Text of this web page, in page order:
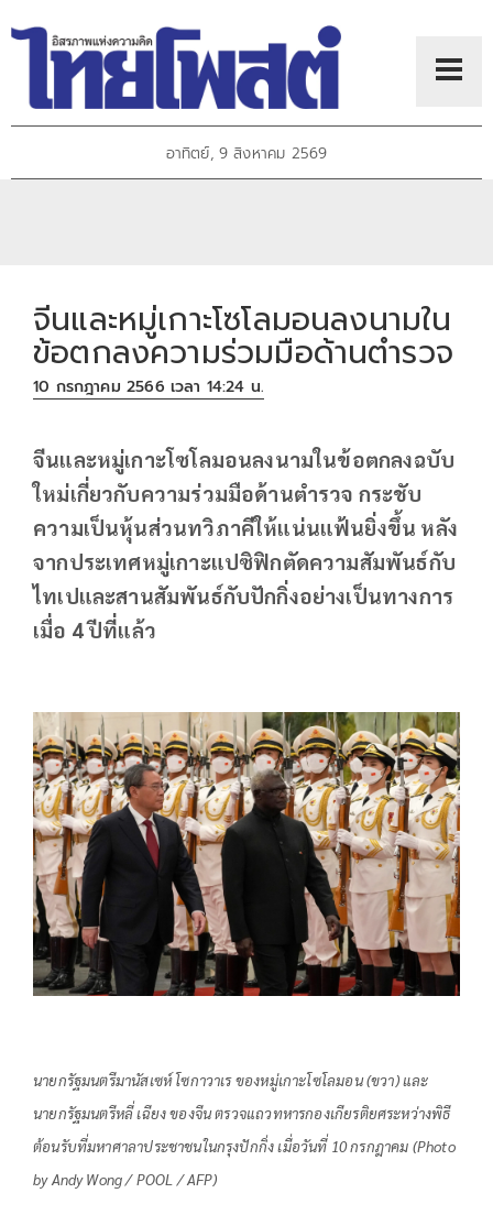
อาทิตย์, 9 สิงหาคม 2569
จีนและหมู่เกาะโซโลมอนลงนามใน
ข้อตกลงความร่วมมือด้านตำรวจ
10 กรกฎาคม 2566 เวลา 14:24 น.
จีนและหมู่เกาะโซโลมอนลงนามในข้อตกลงฉบับ
ใหม่เกี่ยวกับความร่วมมือด้านตำรวจ กระชับ
ความเป็นหุ้นส่วนทวิภาคีให้แน่นแฟ้นยิ่งขึ้น หลัง
จากประเทศหมู่เกาะแปซิฟิกตัดความสัมพันธ์กับ
ไทเปและสานสัมพันธ์กับปักกิ่งอย่างเป็นทางการ
เมื่อ 4 ปีที่แล้ว
นายกรัฐมนตรีมานัสเซห์ โซกาวาเร ของหมู่เกาะโซโลมอน (ขวา) และ
นายกรัฐมนตรีหลี่ เฉียง ของจีน ตรวจแถวทหารกองเกียรติยศระหว่างพิธี
ต้อนรับที่มหาศาลาประชาชนในกรุงปักกิ่ง เมื่อวันที่ 10 กรกฎาคม (Photo
by Andy Wong / POOL / AFP)